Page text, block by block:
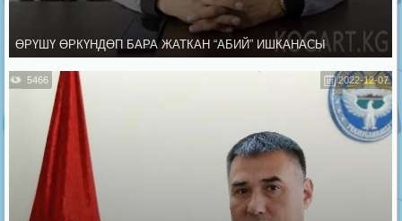
ӨРҮШҮ ӨРКҮНДӨП БАРА ЖАТКАН “АБИЙ” ИШКАНАСЫ
2022-12-07
5466